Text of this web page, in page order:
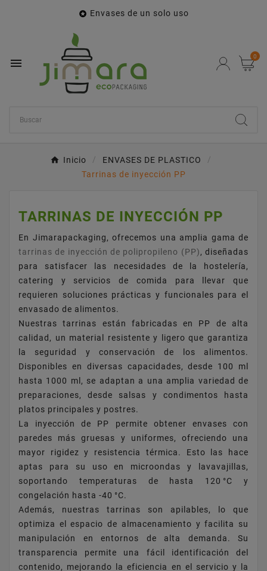
 Envases de un solo uso
 0
Inicio
ENVASES DE PLASTICO
Tarrinas de inyección PP
TARRINAS DE INYECCIÓN PP
En Jimarapackaging, ofrecemos una amplia gama de
tarrinas de inyección de polipropileno (PP), diseñadas
para satisfacer las necesidades de la hostelería,
catering y servicios de comida para llevar que
requieren soluciones prácticas y funcionales para el
envasado de alimentos.
Nuestras tarrinas están fabricadas en PP de alta
calidad, un material resistente y ligero que garantiza
la seguridad y conservación de los alimentos.
Disponibles en diversas capacidades, desde 100 ml
hasta 1000 ml, se adaptan a una amplia variedad de
preparaciones, desde salsas y condimentos hasta
platos principales y postres.
La inyección de PP permite obtener envases con
paredes más gruesas y uniformes, ofreciendo una
mayor rigidez y resistencia térmica. Esto las hace
aptas para su uso en microondas y lavavajillas,
soportando temperaturas de hasta 120 °C y
congelación hasta -40 °C.
Además, nuestras tarrinas son apilables, lo que
optimiza el espacio de almacenamiento y facilita su
manipulación en entornos de alta demanda. Su
transparencia permite una fácil identificación del
contenido, mejorando la eficiencia en el servicio y la